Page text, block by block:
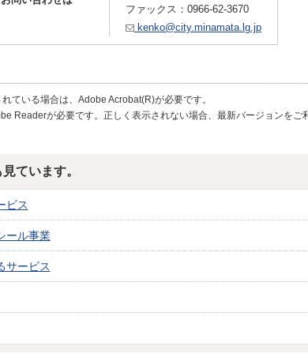
ファックス：0966-62-3670
kenko@city.minamata.lg.jp
ている場合は、Adobe Acrobat(R)が必要です。
Readerが必要です。正しく表示されない場合、最新バージョンをご
ています。
ビス
ール事業
サービス